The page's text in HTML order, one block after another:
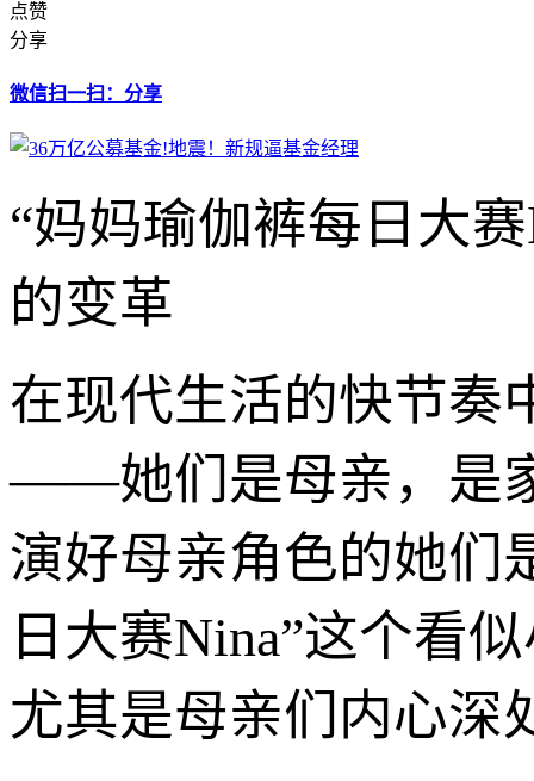
点赞
分享
微信扫一扫：分享
“妈妈瑜伽裤每日大
的变革
在现代生活的快节奏
——她们是母亲，是
演好母亲角色的她们
日大赛Nina”这个看
尤其是母亲们内心深